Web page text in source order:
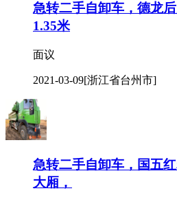
急转二手自卸车，德龙
1.35米
面议
2021-03-09[浙江省台州市]
急转二手自卸车，国五
大厢，